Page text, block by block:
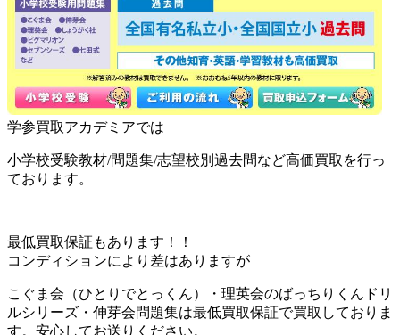
学参買取アカデミアでは
小学校受験教材/問題集/志望校別過去問など高価買取を行っ
ております。
最低買取保証もあります！！
コンディションにより差はありますが
こぐま会（ひとりでとっくん）・理英会のばっちりくんドリ
ルシリーズ・伸芽会問題集は最低買取保証で買取しておりま
す。安心してお送りください。